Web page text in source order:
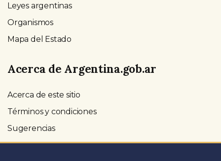
Leyes argentinas
Organismos
Mapa del Estado
Acerca de Argentina.gob.ar
Acerca de este sitio
Términos y condiciones
Sugerencias